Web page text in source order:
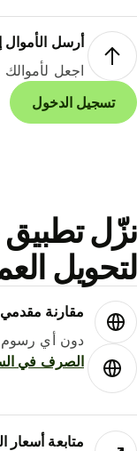
أرسل الأموال
اجعل لأموالك
تسجيل الدخول
مقارنة مقدمي
دون أي رسوم
الصرف في
متابعة أسعار